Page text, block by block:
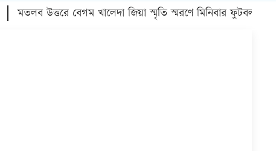
মতলব উত্তরে বেগম খালেদা জিয়া স্মৃতি স্মরণে মিনিবার ফুটবল